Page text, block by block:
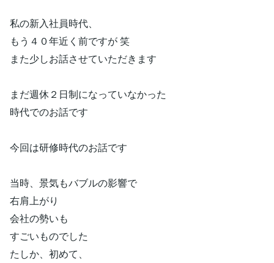
私の新入社員時代、
もう４０年近く前ですが 笑
また少しお話させていただきます
まだ週休２日制になっていなかった
時代でのお話です
今回は研修時代のお話です
当時、景気もバブルの影響で
右肩上がり
会社の勢いも
すごいものでした
たしか、初めて、